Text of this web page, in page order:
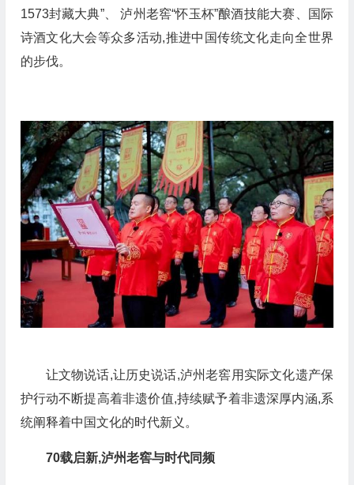
1573封藏大典”、 泸州老窖“怀玉杯”酿酒技能大赛、国际
诗酒文化大会等众多活动,推进中国传统文化走向全世界
的步伐。
让文物说话,让历史说话,泸州老窖用实际文化遗产保
护行动不断提高着非遗价值,持续赋予着非遗深厚内涵,系
统阐释着中国文化的时代新义。
70载启新,泸州老窖与时代同频